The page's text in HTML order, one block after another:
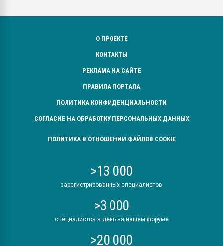
О ПРОЕКТЕ
КОНТАКТЫ
РЕКЛАМА НА САЙТЕ
ПРАВИЛА ПОРТАЛА
ПОЛИТИКА КОНФИДЕНЦИАЛЬНОСТИ
СОГЛАСИЕ НА ОБРАБОТКУ ПЕРСОНАЛЬНЫХ ДАННЫХ
ПОЛИТИКА В ОТНОШЕНИИ ФАЙЛОВ COOKIE
>13 000
зарегистрированных специалистов
>3 000
специалистов в день на нашем форуме
>20 000